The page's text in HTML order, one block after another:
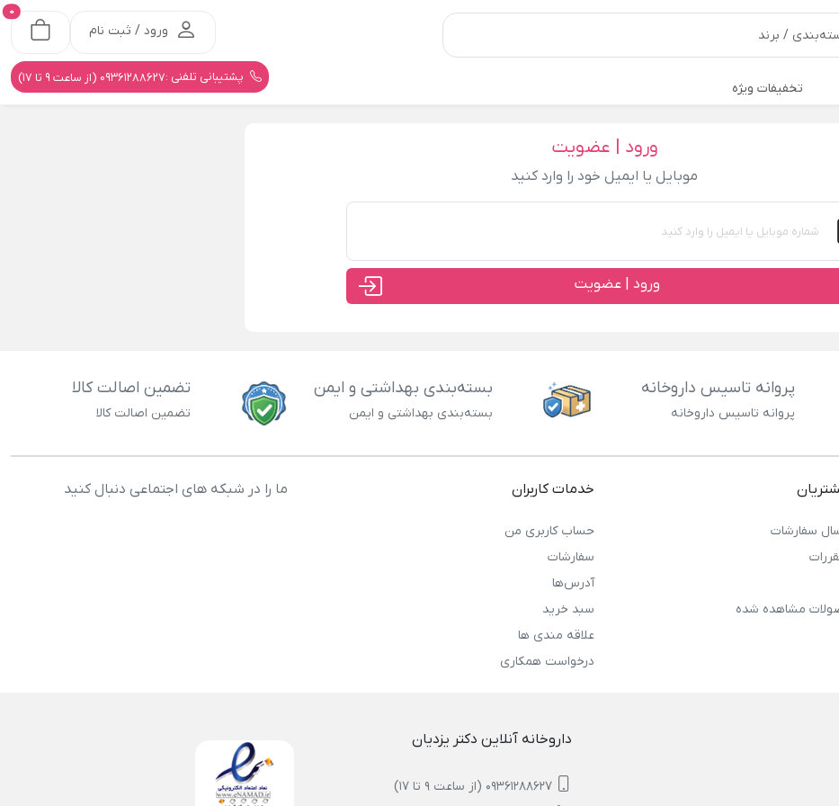
ورود / ثبت نام
0
پشتیبانی تلفنی :09361288627 (از ساعت 9 تا 17)
تخفیفات ویژه
ورود | عضویت
موبایل یا ایمیل خود را وارد کنید
ورود | عضویت
پروانه تاسیس داروخانه
پروانه تاسیس داروخانه
بسته‌بندی بهداشتی و ایمن
بسته‌بندی بهداشتی و ایمن
تضمین اصالت کالا
تضمین اصالت کالا
سفارشات
مشاهده شده
خدمات کاربران
حساب کاربری من
سفارشات
آدرس‌ها
سبد خرید
علاقه مندی ها
درخواست همکاری
ما را در شبکه های اجتماعی دنبال کنید
داروخانه آنلاین دکتر یزدیان
09361288627 (از ساعت 9 تا 17)